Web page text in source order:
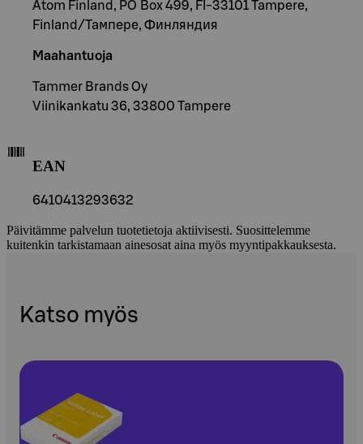
Atom Finland, PO Box 499, FI-33101 Tampere,
Finland/Тампере, Финляндия
Maahantuoja
Tammer Brands Oy
Viinikankatu 36, 33800 Tampere
EAN
6410413293632
Päivitämme palvelun tuotetietoja aktiivisesti. Suosittelemme
kuitenkin tarkistamaan ainesosat aina myös myyntipakkauksesta.
Katso myös